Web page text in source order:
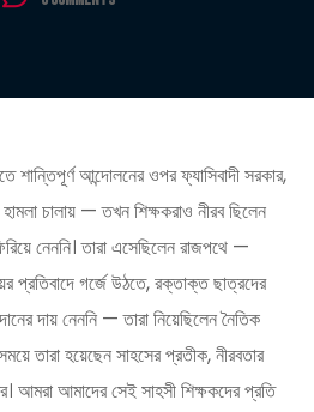
শান্তিপূর্ণ আন্দোলনের ওপর ফ্যাসিবাদী সরকার,
হামলা চালায় — তখন শিক্ষকরাও নীরব ছিলেন
নেননি। তারা এসেছিলেন রাজপথে —
প্রতিবাদে গর্জে উঠতে, রক্তাক্ত ছাত্রদের
দায় নেননি — তারা নিয়েছিলেন নৈতিক
তারা হয়েছেন সাহসের প্রতীক, নীরবতার
আমরা আমাদের সেই সাহসী শিক্ষকদের প্রতি